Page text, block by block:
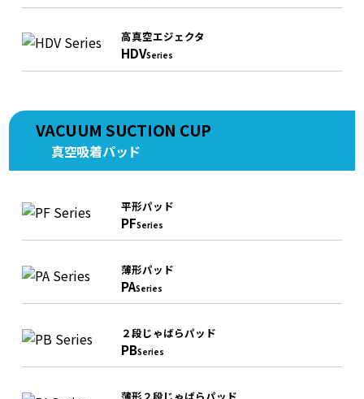
高真空エジェクタ
HDVSeries
VACUUM SUCTION CUP
真空吸着パッド
平形パッド
PFSeries
薄形パッド
PASeries
２段じゃばらパッド
PBSeries